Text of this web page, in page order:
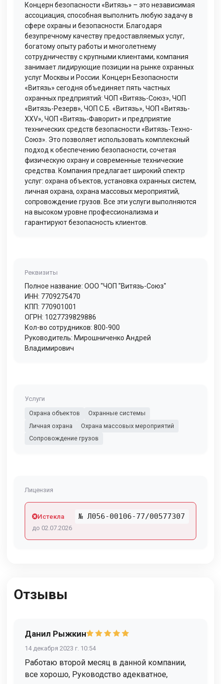
Концерн безопасности «Витязь» – это независимая
ассоциация, способная выполнить любую задачу в
сфере охраны и безопасности. Благодаря
безупречному качеству предоставляемых услуг,
богатому опыту работы и многолетнему
сотрудничеству с крупными клиентами, компания
занимает лидирующие позиции на рынке охранных
услуг Москвы и России. Концерн Безопасности
«Витязь» сегодня объединяет пять частных
охранных предприятий: ЧОП «Витязь-Союз», ЧОП
«Витязь-Резерв», ЧОП С.Б. «Витязь», ЧОП «Витязь-
XXV», ЧОП «Витязь-Фаворит» и предприятие
технических средств безопасности «Витязь-Техно-
Союз». Это позволяет использовать комплексный
подход к обеспечению безопасности, сочетая
физическую охрану и современные технические
средства. Компания предлагает широкий спектр
услуг: охрана объектов, установка охранных систем,
личная охрана, охрана массовых мероприятий,
сопровождение грузов. Все эти услуги выполняются
на высоком уровне профессионализма и
гарантируют безопасность клиентов.
Реквизиты
Полное название: ООО "ЧОП "Витязь-Союз"
ИНН: 7709275470
КПП: 770901001
ОГРН: 1027739829886
Кол-во сотрудников: 800-900
Руководитель: Мирошниченко Андрей
Владимирович
Услуги
Охрана объектов
Охранные системы
Личная охрана
Охрана массовых мероприятий
Сопровождение грузов
Лицензия
Истекла № Л056-00106-77/00577307
до 02.07.2026
Отзывы
Данил Рыжкин
14 декабря 2023 г. 10:54
Работаю второй месяц в данной компании,
все хорошо, Руководство адекватное,